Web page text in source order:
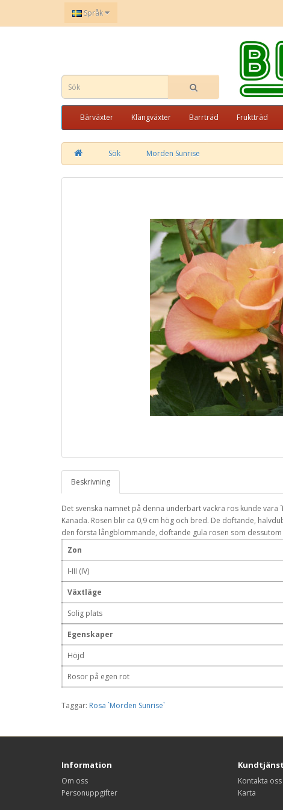
Språk
Bärväxter Klängväxter Barrträd Fruktträd
Sök Morden Sunrise
Beskrivning
Det svenska namnet på denna underbart vackra ros kunde
Kanada. Rosen blir ca 0,9 cm hög och bred. De doftande,
den första långblommande, doftande gula rosen som
Zon
I-III (IV)
Växtläge
Solig plats
Egenskaper
Höjd
Rosor på egen rot
Taggar: Rosa `Morden Sunrise`
Information
Om oss
Personuppgifter
Kundtjänst
Kontakta oss
Karta